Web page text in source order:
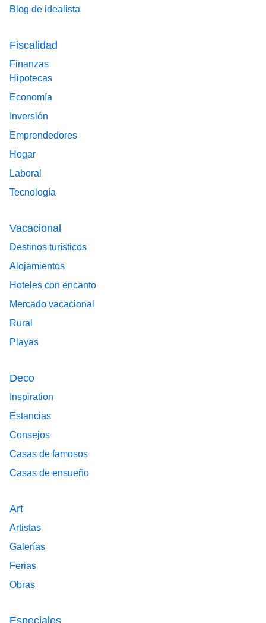
Blog de idealista
Fiscalidad
Finanzas
Hipotecas
Economía
Inversión
Emprendedores
Hogar
Laboral
Tecnología
Vacacional
Destinos turísticos
Alojamientos
Hoteles con encanto
Mercado vacacional
Rural
Playas
Deco
Inspiration
Estancias
Consejos
Casas de famosos
Casas de ensueño
Art
Artistas
Galerías
Ferias
Obras
Especiales